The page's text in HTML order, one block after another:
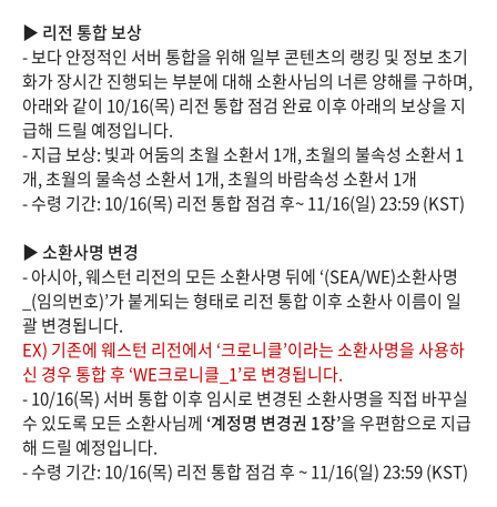
▶ 리전 통합 보상
- 보다 안정적인 서버 통합을 위해 일부 콘텐츠의 랭킹 및 정보 초기
화가 장시간 진행되는 부분에 대해 소환사님의 너른 양해를 구하며,
아래와 같이 10/16(목) 리전 통합 점검 완료 이후 아래의 보상을 지
급해 드릴 예정입니다.
- 지급 보상: 빛과 어둠의 초월 소환서 1개, 초월의 불속성 소환서 1
개, 초월의 물속성 소환서 1개, 초월의 바람속성 소환서 1개
- 수령 기간: 10/16(목) 리전 통합 점검 후~ 11/16(일) 23:59 (KST)
▶ 소환사명 변경
- 아시아, 웨스턴 리전의 모든 소환사명 뒤에 ‘(SEA/WE)소환사명
_(임의번호)’가 붙게되는 형태로 리전 통합 이후 소환사 이름이 일
괄 변경됩니다.
EX) 기존에 웨스턴 리전에서 ‘크로니클’이라는 소환사명을 사용하
신 경우 통합 후 ‘WE크로니클_1’로 변경됩니다.
- 10/16(목) 서버 통합 이후 임시로 변경된 소환사명을 직접 바꾸실
수 있도록 모든 소환사님께 ‘계정명 변경권 1장’을 우편함으로 지급
해 드릴 예정입니다.
- 수령 기간: 10/16(목) 리전 통합 점검 후 ~ 11/16(일) 23:59 (KST)